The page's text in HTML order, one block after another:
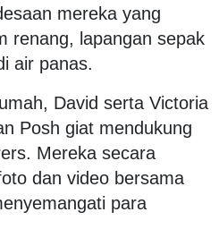
mereka yang
renang, lapangan sepak
air panas.
David serta Victoria
Posh giat mendukung
Mereka secara
dan video bersama
para